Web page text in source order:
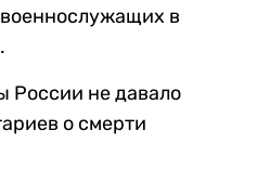
в
России не давало
о смерти